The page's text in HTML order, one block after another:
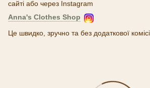
сайті або через Instagram
Anna's Clothes Shop
Це швидко, зручно та без додаткової